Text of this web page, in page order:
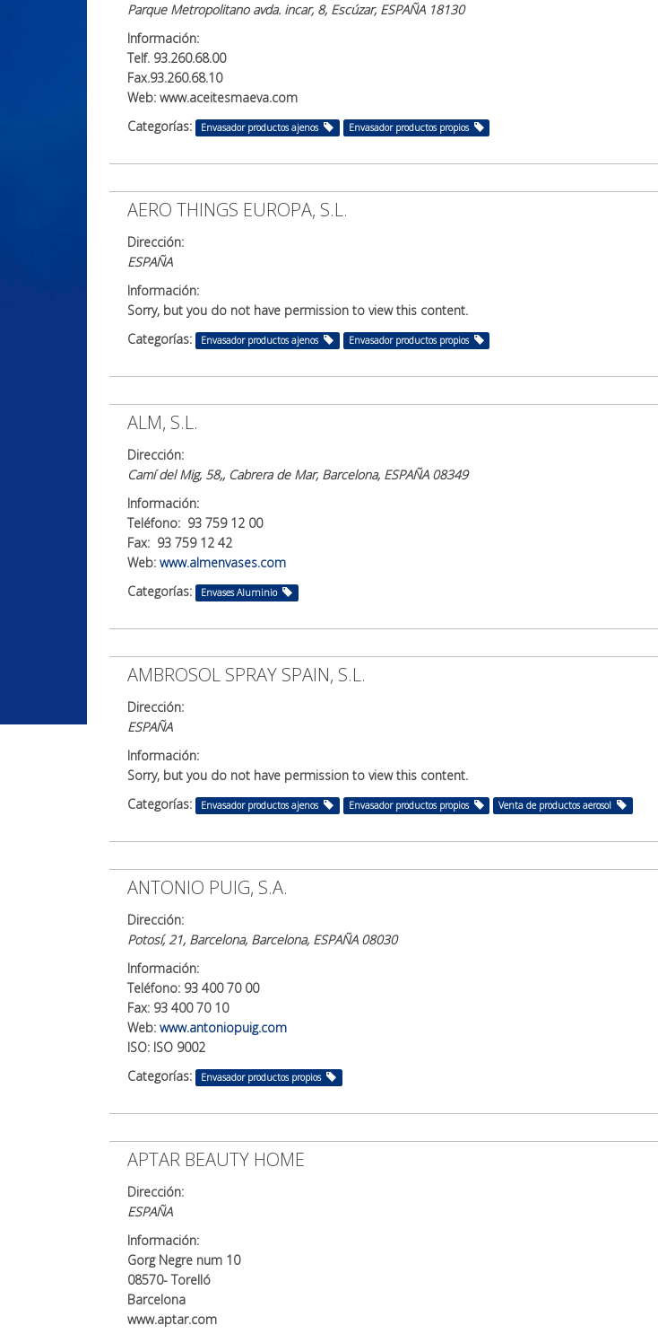
Parque Metropolitano avda. incar, 8, Escúzar, ESPAÑA 18130
Información:
Telf. 93.260.68.00
Fax.93.260.68.10
Web: www.aceitesmaeva.com
Categorías:
Envasador productos ajenos Envasador productos propios
AERO THINGS EUROPA, S.L.
Dirección:
ESPAÑA
Información:
Sorry, but you do not have permission to view this content.
Categorías:
Envasador productos ajenos Envasador productos propios
ALM, S.L.
Dirección:
Camí del Mig, 58,, Cabrera de Mar, Barcelona, ESPAÑA 08349
Información:
Teléfono: 93 759 12 00
Fax: 93 759 12 42
Web: www.almenvases.com
Categorías:
Envases Aluminio
AMBROSOL SPRAY SPAIN, S.L.
Dirección:
ESPAÑA
Información:
Sorry, but you do not have permission to view this content.
Categorías:
Envasador productos ajenos Envasador productos propios Venta de productos aerosol
ANTONIO PUIG, S.A.
Dirección:
Potosí, 21, Barcelona, Barcelona, ESPAÑA 08030
Información:
Teléfono: 93 400 70 00
Fax: 93 400 70 10
Web: www.antoniopuig.com
ISO: ISO 9002
Categorías:
Envasador productos propios
APTAR BEAUTY HOME
Dirección:
ESPAÑA
Información:
Gorg Negre num 10
08570- Torelló
Barcelona
www.aptar.com